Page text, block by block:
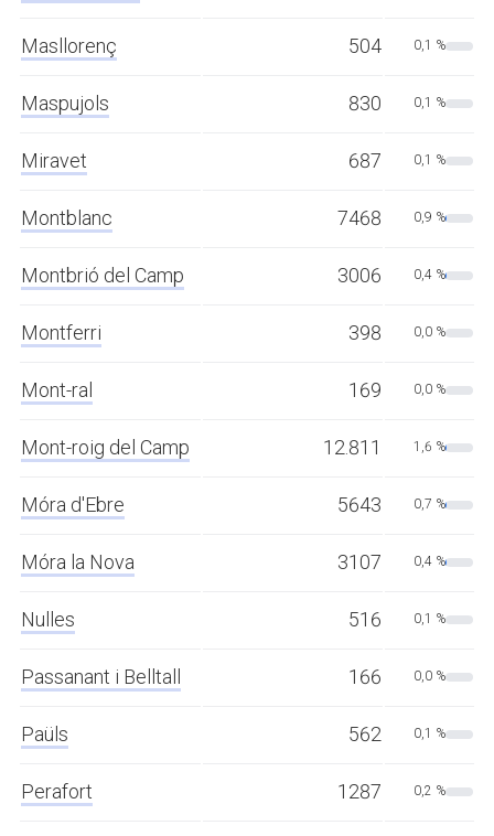
Masllorenç 504 0,1 %
Maspujols 830 0,1 %
Miravet 687 0,1 %
Montblanc 7468 0,9 %
Montbrió del Camp 3006 0,4 %
Montferri 398 0,0 %
Mont-ral 169 0,0 %
Mont-roig del Camp 12.811 1,6 %
Móra d'Ebre 5643 0,7 %
Móra la Nova 3107 0,4 %
Nulles 516 0,1 %
Passanant i Belltall 166 0,0 %
Paüls 562 0,1 %
Perafort 1287 0,2 %